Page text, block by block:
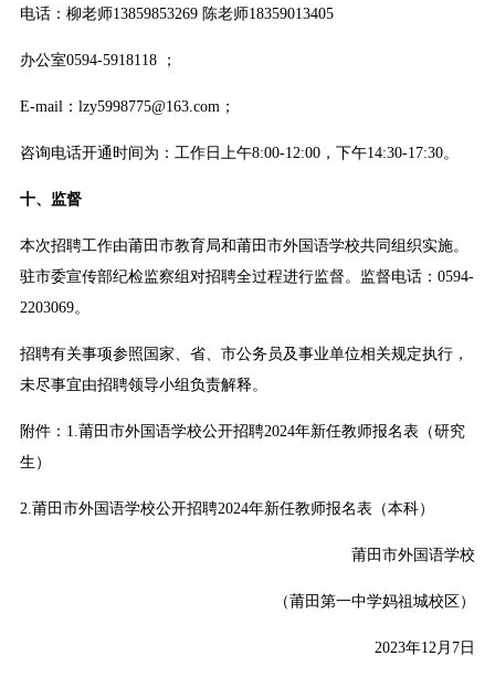
电话：柳老师13859853269 陈老师18359013405
办公室0594-5918118 ；
E-mail：lzy5998775@163.com；
咨询电话开通时间为：工作日上午8:00-12:00，下午14:30-17:30。
十、监督
本次招聘工作由莆田市教育局和莆田市外国语学校共同组织实施。
驻市委宣传部纪检监察组对招聘全过程进行监督。监督电话：0594-
2203069。
招聘有关事项参照国家、省、市公务员及事业单位相关规定执行，
未尽事宜由招聘领导小组负责解释。
附件：1.莆田市外国语学校公开招聘2024年新任教师报名表（研究
生）
2.莆田市外国语学校公开招聘2024年新任教师报名表（本科）
莆田市外国语学校
（莆田第一中学妈祖城校区）
2023年12月7日